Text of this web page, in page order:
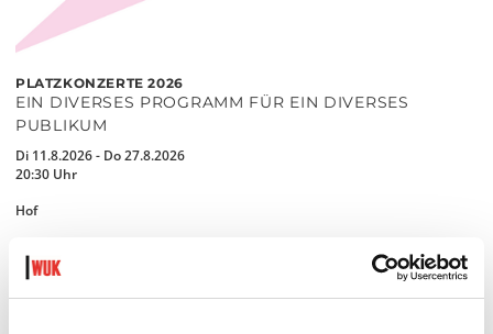
PLATZKONZERTE 2026
EIN DIVERSES PROGRAMM FÜR EIN DIVERSES
PUBLIKUM
Di 11.8.2026 - Do 27.8.2026
20:30 Uhr
Hof